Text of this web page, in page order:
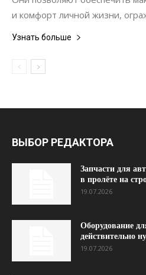
и комфорт личной жизни,
Узнать больше
ВЫБОР РЕДАКТОРА
Запчасти для
в пролёте на
19.07.2026
Оборудование
действительно
19.07.2026